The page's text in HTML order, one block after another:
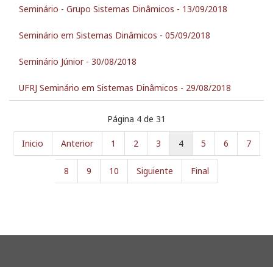
Seminário - Grupo Sistemas Dinâmicos - 13/09/2018
Seminário em Sistemas Dinâmicos - 05/09/2018
Seminário Júnior - 30/08/2018
UFRJ Seminário em Sistemas Dinâmicos - 29/08/2018
Página 4 de 31
Inicio Anterior 1 2 3 4 5 6 7
8 9 10 Siguiente Final